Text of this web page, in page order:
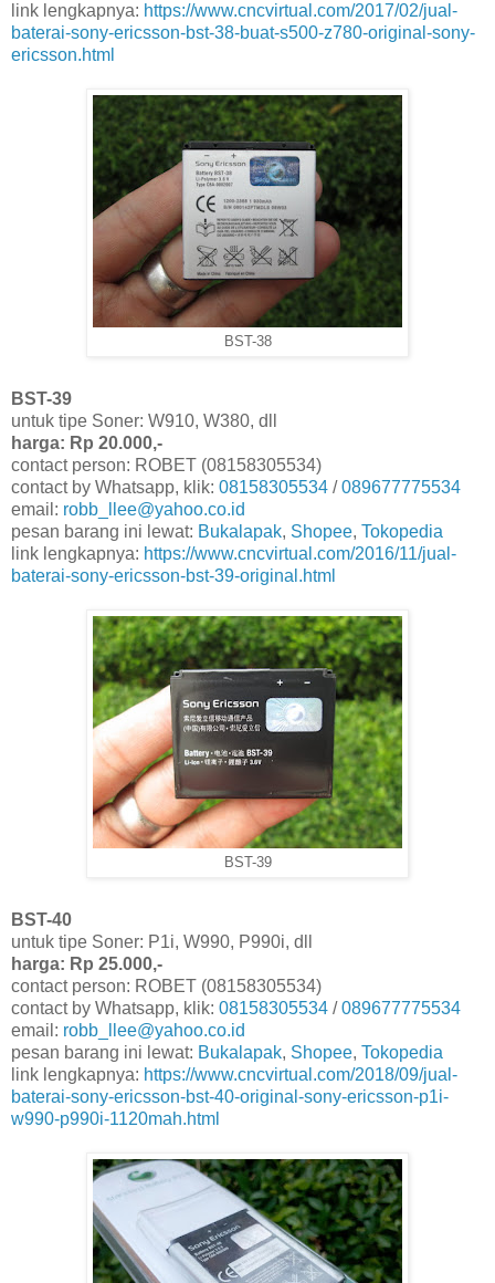
link lengkapnya: https://www.cncvirtual.com/2017/02/jual-
baterai-sony-ericsson-bst-38-buat-s500-z780-original-sony-
ericsson.html
BST-38
BST-39
untuk tipe Soner: W910, W380, dll
harga: Rp 20.000,-
contact person: ROBET (08158305534)
contact by Whatsapp, klik: 08158305534 /089677775534
email: robb_llee@yahoo.co.id
pesan barang ini lewat: Bukalapak, Shopee, Tokopedia
link lengkapnya: https://www.cncvirtual.com/2016/11/jual-
baterai-sony-ericsson-bst-39-original.html
BST-39
BST-40
untuk tipe Soner: P1i, W990, P990i, dll
harga: Rp 25.000,-
contact person: ROBET (08158305534)
contact by Whatsapp, klik: 08158305534 /089677775534
email: robb_llee@yahoo.co.id
pesan barang ini lewat: Bukalapak, Shopee, Tokopedia
link lengkapnya: https://www.cncvirtual.com/2018/09/jual-
baterai-sony-ericsson-bst-40-original-sony-ericsson-p1i-
w990-p990i-1120mah.html